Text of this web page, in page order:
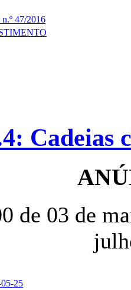
47/2016
Cadeias
de 03 de
25